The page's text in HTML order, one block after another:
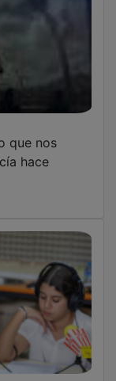
que nos
hace